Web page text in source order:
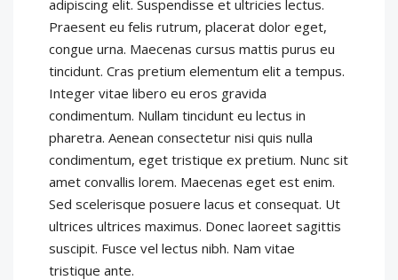
adipiscing elit. Suspendisse et ultricies lectus.
Praesent eu felis rutrum, placerat dolor eget,
congue urna. Maecenas cursus mattis purus eu
tincidunt. Cras pretium elementum elit a tempus.
Integer vitae libero eu eros gravida
condimentum. Nullam tincidunt eu lectus in
pharetra. Aenean consectetur nisi quis nulla
condimentum, eget tristique ex pretium. Nunc sit
amet convallis lorem. Maecenas eget est enim.
Sed scelerisque posuere lacus et consequat. Ut
ultrices ultrices maximus. Donec laoreet sagittis
suscipit. Fusce vel lectus nibh. Nam vitae
tristique ante.